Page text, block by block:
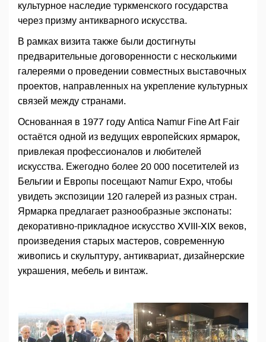
культурное наследие туркменского государства
через призму антикварного искусства.
В рамках визита также были достигнуты
предварительные договоренности с несколькими
галереями о проведении совместных выставочных
проектов, направленных на укрепление культурных
связей между странами.
Основанная в 1977 году Antica Namur Fine Art Fair
остаётся одной из ведущих европейских ярмарок,
привлекая профессионалов и любителей
искусства. Ежегодно более 20 000 посетителей из
Бельгии и Европы посещают Namur Expo, чтобы
увидеть экспозиции 120 галерей из разных стран.
Ярмарка предлагает разнообразные экспонаты:
декоративно-прикладное искусство XVIII-XIX веков,
произведения старых мастеров, современную
живопись и скульптуру, антиквариат, дизайнерские
украшения, мебель и винтаж.